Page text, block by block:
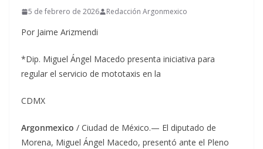
5 de febrero de 2026 Redacción Argonmexico
Por Jaime Arizmendi
*Dip. Miguel Ángel Macedo presenta iniciativa para
regular el servicio de mototaxis en la
CDMX
Argonmexico / Ciudad de México.— El diputado de
Morena, Miguel Ángel Macedo, presentó ante el Pleno